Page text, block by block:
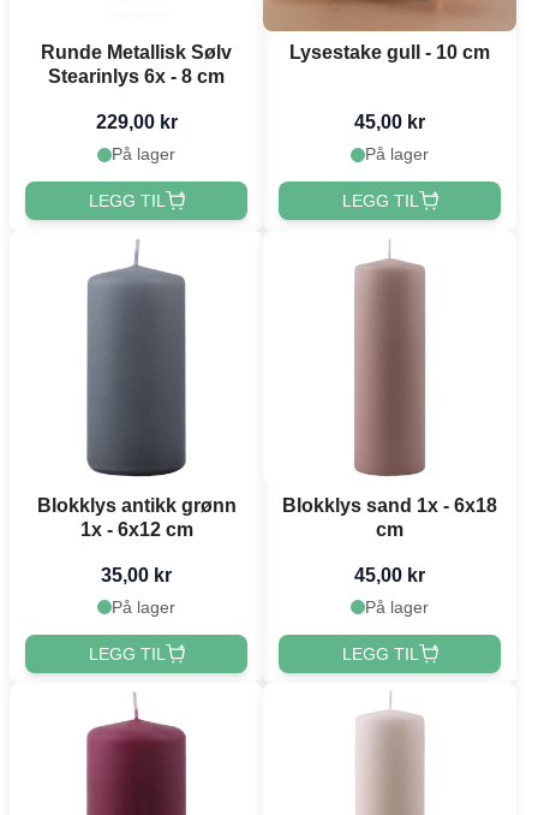
Runde Metallisk Sølv
Stearinlys 6x - 8 cm
229,00 kr
På lager
LEGG TIL
Lysestake gull - 10 cm
45,00 kr
På lager
LEGG TIL
Blokklys antikk grønn
1x - 6x12 cm
35,00 kr
På lager
LEGG TIL
Blokklys sand 1x - 6x18
cm
45,00 kr
På lager
LEGG TIL